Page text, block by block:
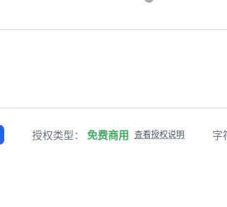
授权类型： 免费商用 查看授权说明 字